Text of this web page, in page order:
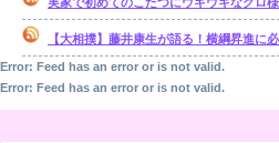
【大相撲】藤井康生が語る！横綱昇進に
Error: Feed has an error or is not valid.
Error: Feed has an error or is not valid.